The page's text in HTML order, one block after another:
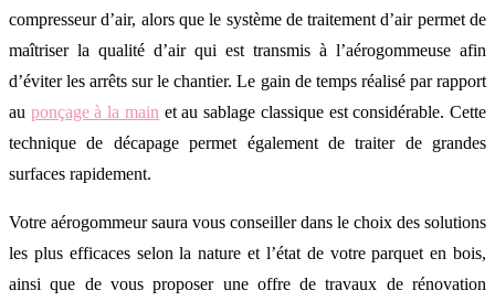
compresseur d’air, alors que le système de traitement d’air permet de
maîtriser la qualité d’air qui est transmis à l’aérogommeuse afin
d’éviter les arrêts sur le chantier. Le gain de temps réalisé par rapport
au ponçage à la main et au sablage classique est considérable. Cette
technique de décapage permet également de traiter de grandes
surfaces rapidement.
Votre aérogommeur saura vous conseiller dans le choix des solutions
les plus efficaces selon la nature et l’état de votre parquet en bois,
ainsi que de vous proposer une offre de travaux de rénovation